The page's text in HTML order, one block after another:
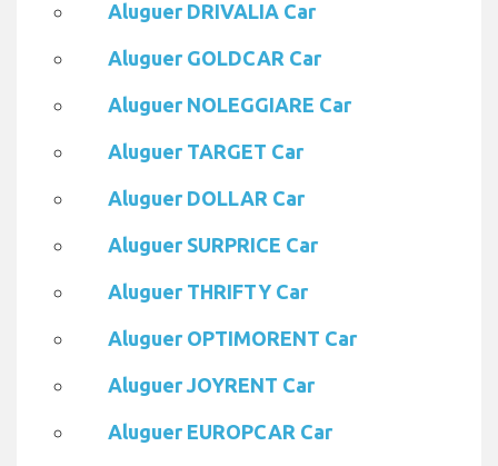
Aluguer DRIVALIA Car
Aluguer GOLDCAR Car
Aluguer NOLEGGIARE Car
Aluguer TARGET Car
Aluguer DOLLAR Car
Aluguer SURPRICE Car
Aluguer THRIFTY Car
Aluguer OPTIMORENT Car
Aluguer JOYRENT Car
Aluguer EUROPCAR Car